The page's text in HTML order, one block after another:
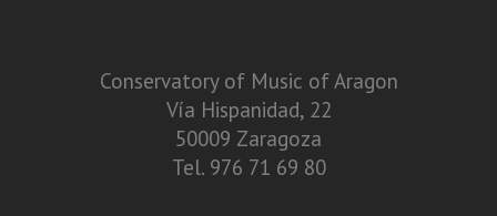
Conservatory of Music of Aragon
Vía Hispanidad, 22
50009 Zaragoza
Tel. 976 71 69 80